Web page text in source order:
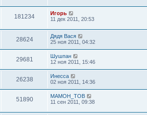
181234
Игорь
11 дек 2011, 20:53
28624
Дядя Вася
25 ноя 2011, 04:32
29681
Шушпан
12 ноя 2011, 15:46
26238
Инесса
02 ноя 2011, 14:36
51890
MAMOH_TOB
11 сен 2011, 09:38